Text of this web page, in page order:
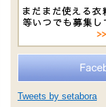
Tweets by setabora